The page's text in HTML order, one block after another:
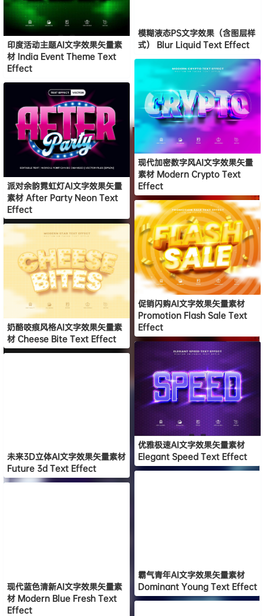
模糊液态PS文字效果（含图层样
式） Blur Liquid Text Effect
印度活动主题AI文字效果矢量素
材 India Event Theme Text
Effect
现代加密数字风AI文字效果矢量
素材 Modern Crypto Text
Effect
派对余韵霓虹灯AI文字效果矢量
素材 After Party Neon Text
Effect
促销闪购AI文字效果矢量素材
Promotion Flash Sale Text
Effect
奶酪咬痕风格AI文字效果矢量素
材 Cheese Bite Text Effect
优雅极速AI文字效果矢量素材
Elegant Speed Text Effect
未来3D立体AI文字效果矢量素材
Future 3d Text Effect
霸气青年AI文字效果矢量素材
Dominant Young Text Effect
现代蓝色清新AI文字效果矢量素
材 Modern Blue Fresh Text
Effect